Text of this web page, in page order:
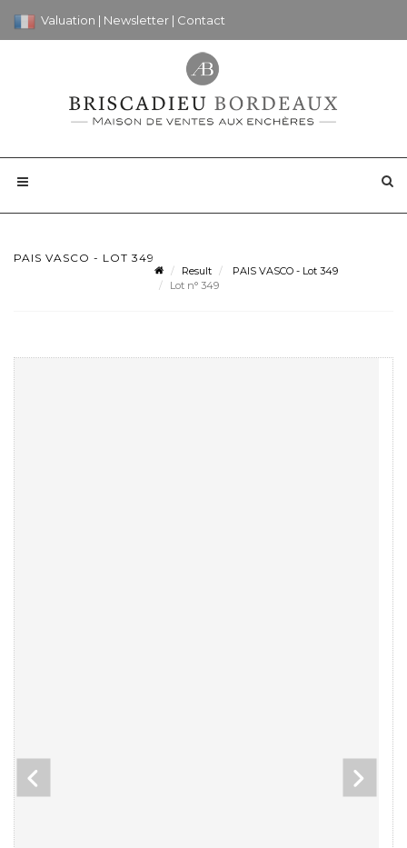
Valuation | Newsletter | Contact
PAIS VASCO - LOT 349
Result
PAIS VASCO - Lot 349
Lot n° 349